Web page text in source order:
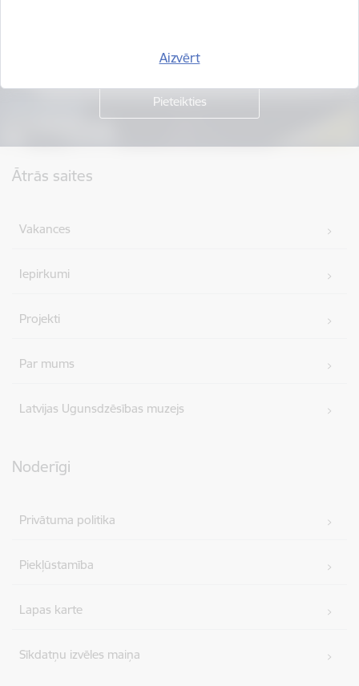
Aizvērt
Ātrās saites
Vakances
Iepirkumi
Projekti
Par mums
Latvijas Ugunsdzēsības muzejs
Noderīgi
Privātuma politika
Piekļūstamība
Lapas karte
Sīkdatņu izvēles maiņa